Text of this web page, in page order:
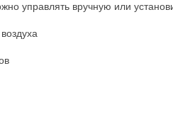
управлять вручную или